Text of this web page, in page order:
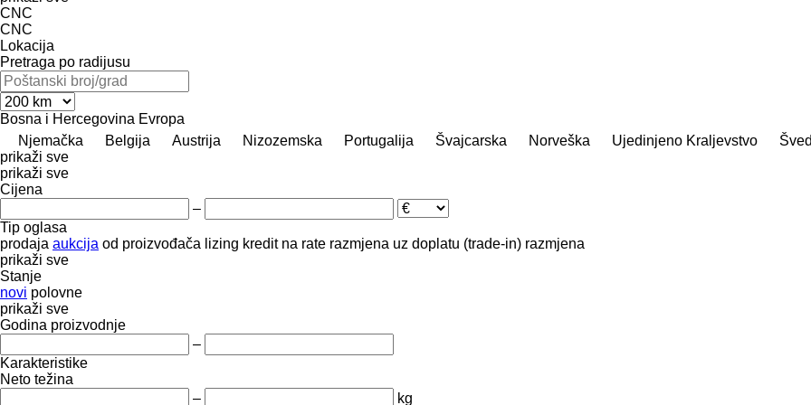
CNC
CNC
Lokacija
Pretraga po radijusu
Bosna i Hercegovina Evropa
Njemačka
Belgija Austrija Nizozemska Portugalija Švајcarska Norveška Ujedinjeno Kraljevstvo
prikaži sve
prikaži sve
Cijena
–
Tip oglasa
prodaja aukcija od proizvođača lizing kredit na rate razmjena uz doplatu (trade-in) razmjena
prikaži sve
Stanje
novi polovne
prikaži sve
Godina proizvodnje
–
Karakteristike
Neto težina
–
kg